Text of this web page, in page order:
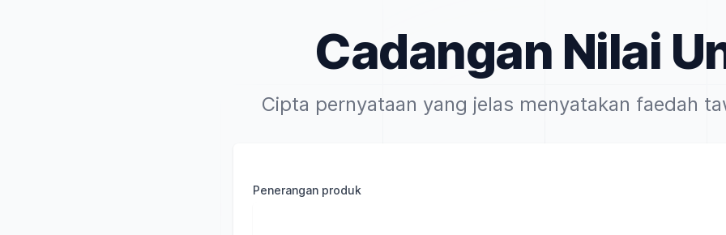
Cadangan Nilai
Cipta pernyataan yang jelas menyatakan faedah
Penerangan produk